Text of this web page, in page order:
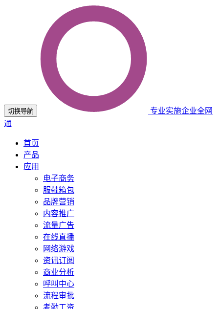
切换导航
专业实施企业全网
通
首页
产品
应用
电子商务
服鞋箱包
品牌营销
内容推广
流量广告
在线直播
网络游戏
资讯订阅
商业分析
呼叫中心
流程审批
考勤工资